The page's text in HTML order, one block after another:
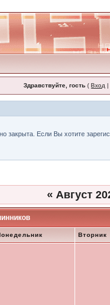
Здравствуйте, гость (Вход
Если Вы хотите
« Август
Вторник